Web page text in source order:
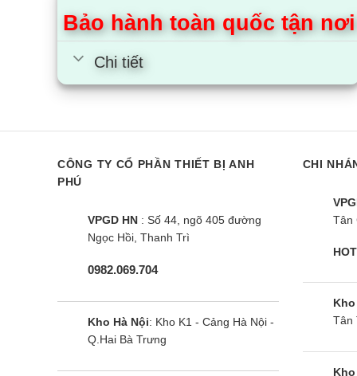
NP-C50DH+ | 50000BTU 1
chiều
Điều hòa tủ
NP-A50DH+
Bảo hành toàn quốc tận nơi
Chi tiết
CÔNG TY CỔ PHẦN THIẾT BỊ ANH
PHÚ
VPGD HN : Số 44, ngõ 405 đường
Ngọc Hồi, Thanh Trì
0982.069.704
Kho Hà Nội: Kho K1 - Cảng Hà Nội -
Q.Hai Bà Trưng
CHI
Tân
Kho
Tân
Kho